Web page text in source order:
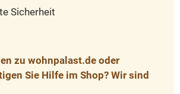
Sicherheit
zu wohnpalast.de oder
Sie Hilfe im Shop? Wir sind